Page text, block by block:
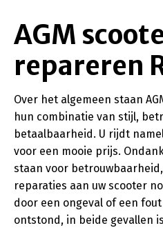
AGM
repareren
Over het algemeen staan
hun combinatie van stijl,
betaalbaarheid. U rijdt
voor een mooie prijs.
staan voor
reparaties aan uw scooter
door een ongeval of een
ontstond, in beide gevallen